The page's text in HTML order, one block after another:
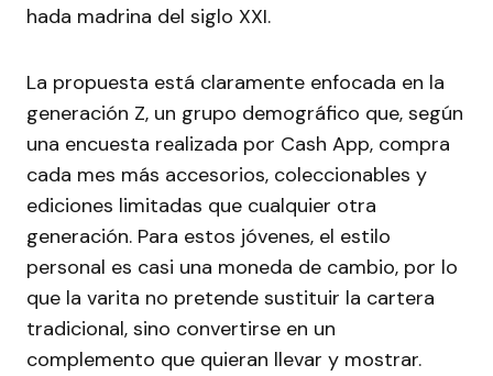
hada madrina del siglo XXI.
La propuesta está claramente enfocada en la
generación Z, un grupo demográfico que, según
una encuesta realizada por Cash App, compra
cada mes más accesorios, coleccionables y
ediciones limitadas que cualquier otra
generación. Para estos jóvenes, el estilo
personal es casi una moneda de cambio, por lo
que la varita no pretende sustituir la cartera
tradicional, sino convertirse en un
complemento que quieran llevar y mostrar.